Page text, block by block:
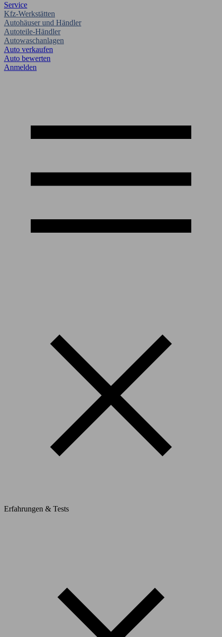
Service
Kfz-Werkstätten
Autohäuser und Händler
Autoteile-Händler
Autowaschanlagen
Auto verkaufen
Auto bewerten
Anmelden
Erfahrungen & Tests